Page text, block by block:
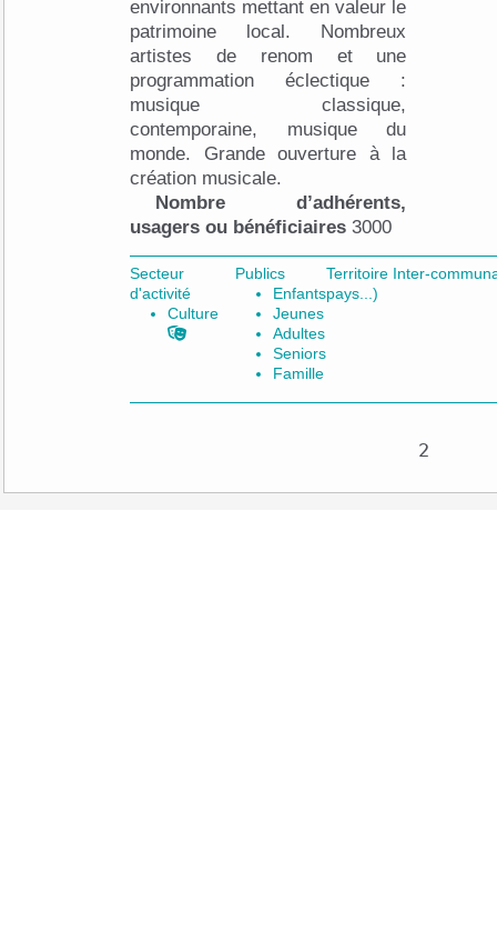
environnants mettant en valeur le
patrimoine local. Nombreux
artistes de renom et une
programmation éclectique :
musique classique,
contemporaine, musique du
monde. Grande ouverture à la
création musicale.
Nombre d’adhérents,
usagers ou bénéficiaires 3000
Secteur
d'activité
Culture
Publics
Enfants
Jeunes
Adultes
Seniors
Famille
Territoire Inter-
pays...)